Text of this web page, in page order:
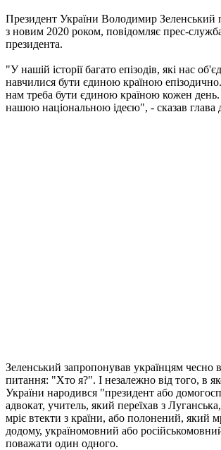
Президент України Володимир Зеленський
з новим 2020 роком, повідомляє прес-
президента.
"У нашій історії багато епізодів, які нас
навчилися бути єдиною країною
нам треба бути єдиною країною кожен
нашою національною ідеєю", - сказав глава
Зеленський запропонував українцям чесно
питання: "Хто я?". І незалежно від того, в
України народився "президент або
адвокат, учитель, який переїхав з
мріє втекти з країни, або полонений, який
додому, україномовний або
поважати один одного.